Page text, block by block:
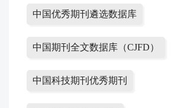
中国优秀期刊遴选数据库
中国期刊全文数据库（CJFD）
中国科技期刊优秀期刊